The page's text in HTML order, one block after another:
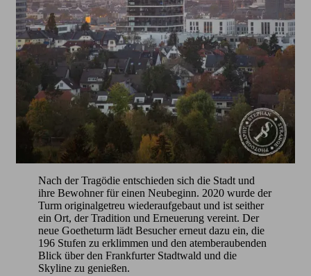
Nach der Tragödie entschieden sich die Stadt und
ihre Bewohner für einen Neubeginn. 2020 wurde der
Turm originalgetreu wiederaufgebaut und ist seither
ein Ort, der Tradition und Erneuerung vereint. Der
neue Goetheturm lädt Besucher erneut dazu ein, die
196 Stufen zu erklimmen und den atemberaubenden
Blick über den Frankfurter Stadtwald und die
Skyline zu genießen.